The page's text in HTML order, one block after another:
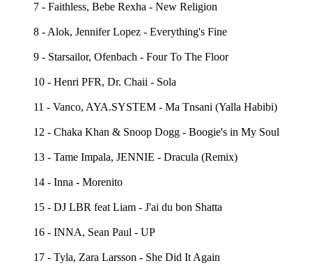
7 - Faithless, Bebe Rexha - New Religion
8 - Alok, Jennifer Lopez - Everything's Fine
9 - Starsailor, Ofenbach - Four To The Floor
10 - Henri PFR, Dr. Chaii - Sola
11 - Vanco, AYA.SYSTEM - Ma Tnsani (Yalla Habibi)
12 - Chaka Khan & Snoop Dogg - Boogie's in My Soul
13 - Tame Impala, JENNIE - Dracula (Remix)
14 - Inna - Morenito
15 - DJ LBR feat Liam - J'ai du bon Shatta
16 - INNA, Sean Paul - UP
17 - Tyla, Zara Larsson - She Did It Again